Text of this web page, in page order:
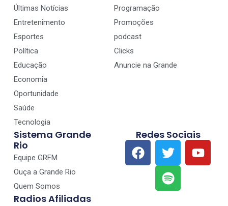
Últimas Notícias
Entretenimento
Esportes
Política
Educação
Economia
Oportunidade
Saúde
Tecnologia
Programação
Promoções
podcast
Clicks
Anuncie na Grande
Sistema Grande
Rio
Equipe GRFM
Ouça a Grande Rio
Quem Somos
Radios Afiliadas
Redes Sociais